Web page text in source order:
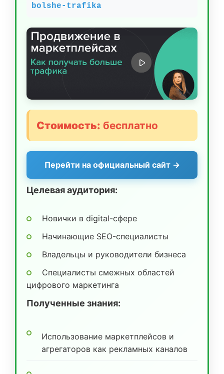
bolshe-trafika
Стоимость: бесплатно
Перейти на официальный сайт →
Целевая аудитория:
Новички в digital-сфере
Начинающие SEO-специалисты
Владельцы и руководители бизнеса
Специалисты смежных областей
цифрового маркетинга
Полученные знания:
Использование маркетплейсов и
агрегаторов как рекламных каналов